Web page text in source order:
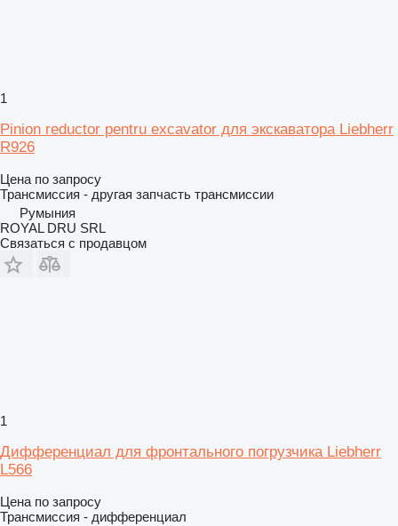
1
Pinion reductor pentru excavator для экскаватора Liebherr
R926
Цена по запросу
Трансмиссия - другая запчасть трансмиссии
Румыния
ROYAL DRU SRL
Связаться с продавцом
1
Дифференциал для фронтального погрузчика Liebherr
L566
Цена по запросу
Трансмиссия - дифференциал